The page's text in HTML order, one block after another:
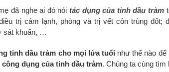
đã nghe ai đó nói tác dụng của tinh dầu tràm
trị cảm lạnh, phòng và trị vết côn trùng đốt;
sát khuẩn, …
tinh dầu tràm cho mọi lứa tuổi như thế nào để
công dụng của tinh dầu tràm. Chúng ta cùng tìm